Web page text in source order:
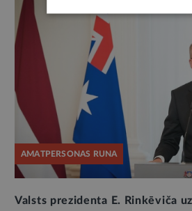
AMATPERSONAS RUNA
Valsts prezidenta E. Rinkēviča